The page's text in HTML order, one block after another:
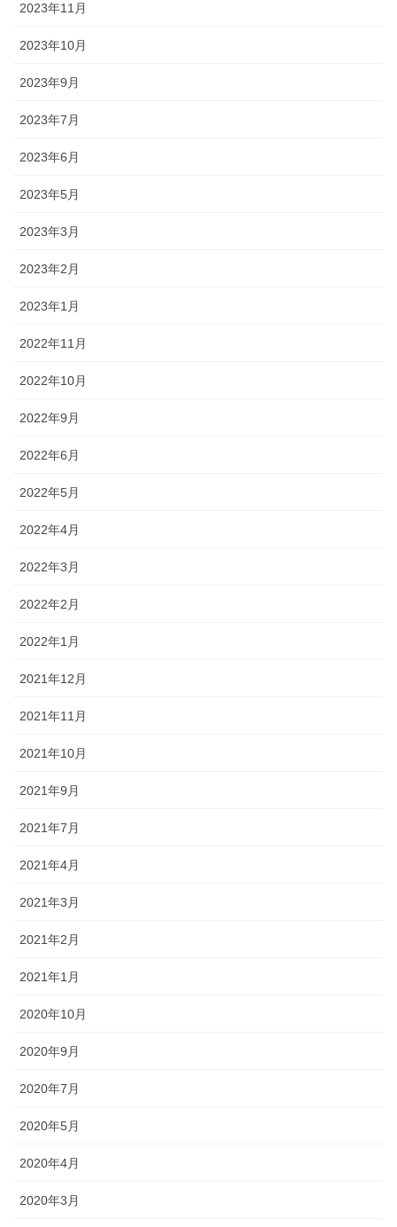
2023年11月
2023年10月
2023年9月
2023年7月
2023年6月
2023年5月
2023年3月
2023年2月
2023年1月
2022年11月
2022年10月
2022年9月
2022年6月
2022年5月
2022年4月
2022年3月
2022年2月
2022年1月
2021年12月
2021年11月
2021年10月
2021年9月
2021年7月
2021年4月
2021年3月
2021年2月
2021年1月
2020年10月
2020年9月
2020年7月
2020年5月
2020年4月
2020年3月